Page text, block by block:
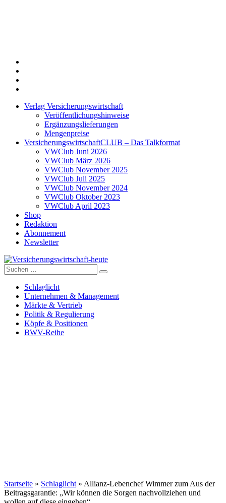
Verlag Versicherungswirtschaft
Veröffentlichungshinweise
Ergänzungslieferungen
Mengenpreise
VersicherungswirtschaftCLUB – Das Talkformat
VWClub Juni 2026
VWClub März 2026
VWClub November 2025
VWClub Juli 2025
VWClub November 2024
VWClub Oktober 2023
VWClub April 2023
Shop
Redaktion
Abonnement
Newsletter
Versicherungswirtschaft-heute
Suche
nach:
Schlaglicht
Unternehmen & Management
Märkte & Vertrieb
Politik & Regulierung
Köpfe & Positionen
BWV-Reihe
Startseite » Schlaglicht » Allianz-Lebenchef Wimmer zum Aus der
Beitragsgarantie: „Wir können die Sorgen nachvollziehen und